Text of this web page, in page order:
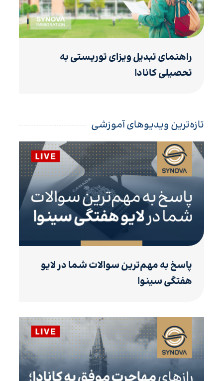
راهنمای تبدیل ویزای توریستی به
تحصیلی کانادا
تازه‌ترین ویدیوهای آموزشی
پاسخ به مهم‌ترین سوالات شما در لایو
هفتگی سینوا